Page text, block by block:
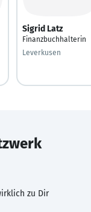
Sigrid Latz
Finanzbuchhalterin
Leverkusen
zu Dir